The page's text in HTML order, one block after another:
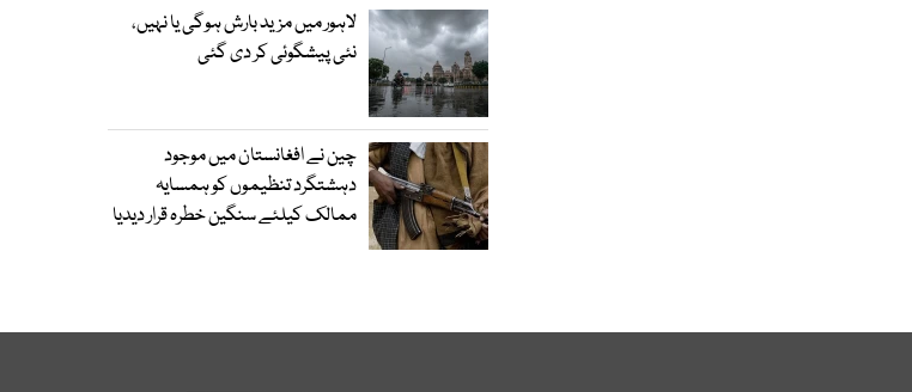
لاہور میں مزید بارش ہوگی یا نہیں،
نئی پیشگوئی کر دی گئی
چین نے افغانستان میں موجود
دہشتگرد تنظیموں کو ہمسایہ
ممالک کیلئے سنگین خطرہ قرار دیدیا